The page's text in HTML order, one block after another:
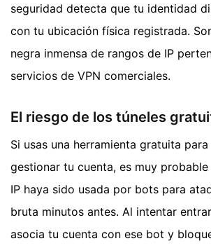
seguridad detecta que tu identidad
con tu ubicación física registrada.
negra inmensa de rangos de IP
servicios de VPN comerciales.
El riesgo de los túneles
Si usas una herramienta gratuita
gestionar tu cuenta, es muy probable
IP haya sido usada por bots para
bruta minutos antes. Al intentar
asocia tu cuenta con ese bot y